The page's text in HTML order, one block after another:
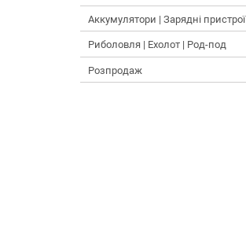
Аккумулятори | Зарядні пристрої
Риболовля | Ехолот | Род-под
Розпродаж